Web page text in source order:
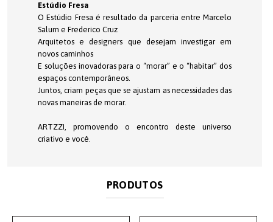
Estúdio Fresa
O Estúdio Fresa é resultado da parceria entre Marcelo
Salum e Frederico Cruz
Arquitetos e designers que desejam investigar em
novos caminhos
E soluções inovadoras para o “morar” e o “habitar” dos
espaços contemporâneos.
Juntos, criam peças que se ajustam as necessidades das
novas maneiras de morar.
ARTZZI, promovendo o encontro deste universo
criativo e você.
PRODUTOS